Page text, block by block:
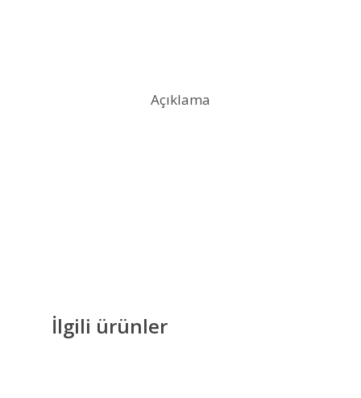
Açıklama
İlgili ürünler